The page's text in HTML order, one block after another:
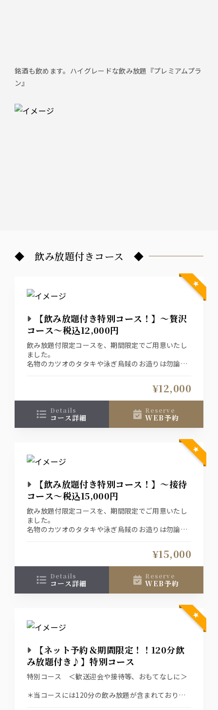
銘酒も飲めます。ハイグレードな飲み放題『プレミアムプラ
ン』
◆ 飲み放題付きコース ◆
【飲み放題付き特別コース！】～贅沢
コース～税込12,000円
飲み放題付限定コースを、期間限定でご用意いたし
ました。
名物のカツオのタタキや泳ぎ烏賊のお造りは勿論の
↓おすすめプラスオプション↓
【＋1000円で飲み放題グレードUP！】
生ビールがプレミアムモルツに！ウイスキーが角
更に日本酒が２種から地酒を含む９種に増えます♪
【コースのイカでは物足りないお客様におすすめ】
に増えます）
【コースのカツオでは物足りないお客様におすす
め】
カツオ増量⇒1300円（お一人様３貫から倍の６貫に
増えます）
¥12,000
details
コース詳細
reserve
WEB予約
【飲み放題付き特別コース！】～接待
コース～税込15,000円
飲み放題付限定コースを、期間限定でご用意いたし
ました。
名物のカツオのタタキや泳ぎ烏賊のお造りは勿論の
↓おすすめプラスオプション↓
【＋1000円で飲み放題グレードUP！】
生ビールがプレミアムモルツに！ウイスキーが角
更に日本酒が２種から地酒を含む９種に増えます♪
【コースのイカでは物足りないお客様におすすめ】
に増えます）
【コースのカツオでは物足りないお客様におすす
め】
増えます）
¥15,000
details
コース詳細
reserve
WEB予約
【ネット予約＆期間限定！！120分飲
み放題付き♪】特別コース
特別コース ＜歓送迎会や接待等、おもてなしに＞
＊当コースには120分の飲み放題が含まれておりま